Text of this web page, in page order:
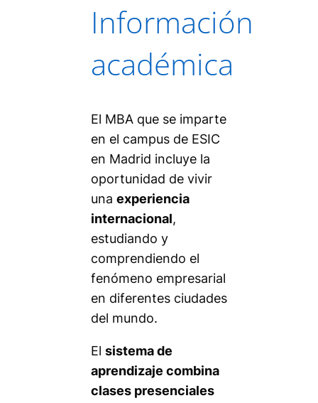
Información
académica
El MBA que se imparte
en el campus de ESIC
en Madrid incluye la
oportunidad de vivir
una experiencia
internacional,
estudiando y
comprendiendo el
fenómeno empresarial
en diferentes ciudades
del mundo.
El sistema de
aprendizaje combina
clases presenciales